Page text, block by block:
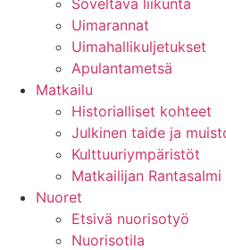
Soveltava liikunta
Uimarannat
Uimahallikuljetukset
Apulantametsä
Matkailu
Historialliset kohteet
Julkinen taide ja
Kulttuuriympäristöt
Matkailijan
Nuoret
Etsivä nuorisotyö
Nuorisotila